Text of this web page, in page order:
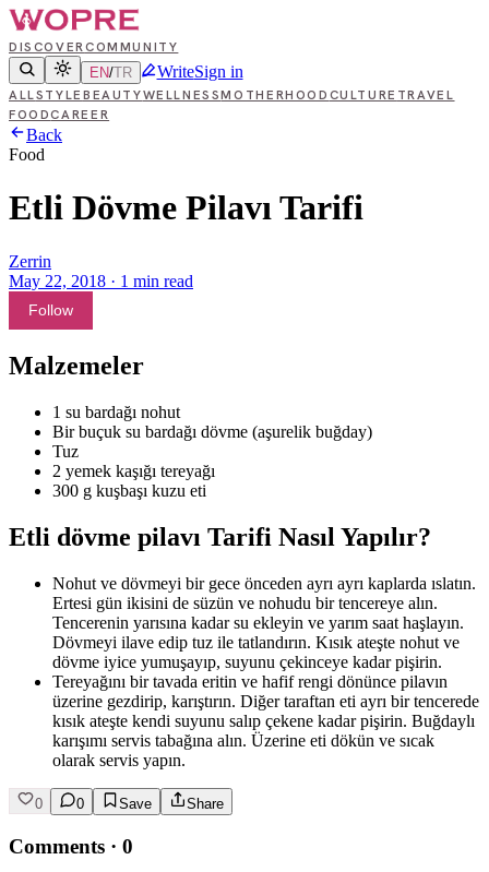
DISCOVERCOMMUNITY
EN/TR WriteSign in
ALLSTYLE BEAUTYWELLNESSMOTHERHOOD CULTURE TRAVEL
FOODCAREER
Back
Food
Etli Dövme Pilavı Tarifi
Zerrin
May 22, 2018 · 1 min read
Follow
Malzemeler
1 su bardağı nohut
Bir buçuk su bardağı dövme (aşurelik buğday)
Tuz
2 yemek kaşığı tereyağı
300 g kuşbaşı kuzu eti
Etli dövme pilavı Tarifi Nasıl Yapılır?
Nohut ve dövmeyi bir gece önceden ayrı ayrı kaplarda ıslatın.
Ertesi gün ikisini de süzün ve nohudu bir tencereye alın.
Tencerenin yarısına kadar su ekleyin ve yarım saat haşlayın.
Dövmeyi ilave edip tuz ile tatlandırın. Kısık ateşte nohut ve
dövme iyice yumuşayıp, suyunu çekinceye kadar pişirin.
Tereyağını bir tavada eritin ve hafif rengi dönünce pilavın
üzerine gezdirip, karıştırın. Diğer taraftan eti ayrı bir tencerede
kısık ateşte kendi suyunu salıp çekene kadar pişirin. Buğdaylı
karışımı servis tabağına alın. Üzerine eti dökün ve sıcak
olarak servis yapın.
0 0 Save Share
Comments · 0